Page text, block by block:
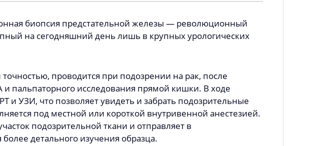
биопсия предстательной железы ― революционный
на сегодняшний день лишь в крупных урологических
проводится при подозрении на рак, после
пальпаторного исследования прямой кишки. В ходе
и УЗИ, что позволяет увидеть и забрать подозрительные
под местной или короткой внутривенной анестезией.
подозрительной ткани и отправляет в
детального изучения образца.